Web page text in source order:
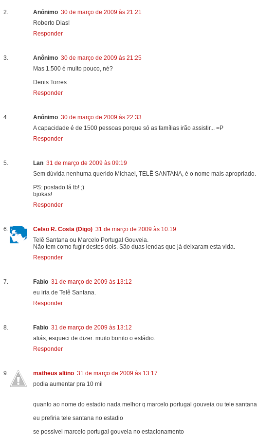
Anônimo 30 de março de 2009 às 21:21
Roberto Dias!
Responder
Anônimo 30 de março de 2009 às 21:25
Mas 1.500 é muito pouco, né?
Denis Torres
Responder
Anônimo 30 de março de 2009 às 22:33
A capacidade é de 1500 pessoas porque só as famílias irão assistir... =P
Responder
Lan 31 de março de 2009 às 09:19
Sem dúvida nenhuma querido Michael, TELÊ SANTANA, é o nome mais apropriado.
PS: postado lá tb! ;)
bjokas!
Responder
Celso R. Costa (Digo) 31 de março de 2009 às 10:19
Telê Santana ou Marcelo Portugal Gouveia.
Não tem como fugir destes dois. São duas lendas que já deixaram esta vida.
Responder
Fabio 31 de março de 2009 às 13:12
eu iria de Telê Santana.
Responder
Fabio 31 de março de 2009 às 13:12
aliás, esqueci de dizer: muito bonito o estádio.
Responder
matheus altino 31 de março de 2009 às 13:17
podia aumentar pra 10 mil
quanto ao nome do estadio nada melhor q marcelo portugal gouveia ou tele santana
eu prefiria tele santana no estadio
se possivel marcelo portugal gouveia no estacionamento